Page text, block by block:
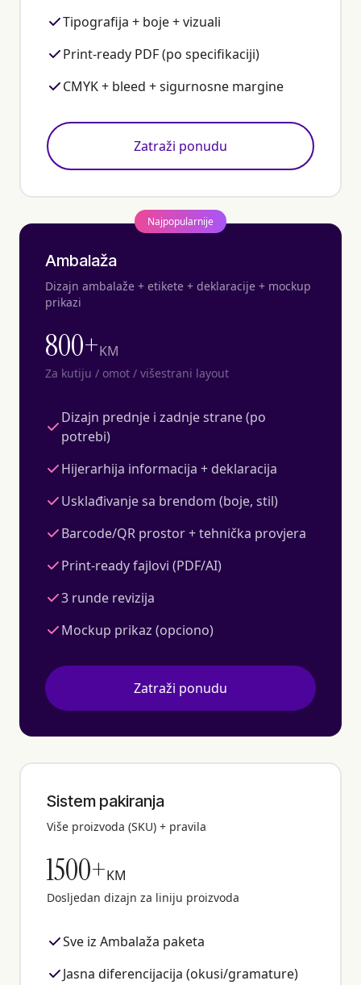
Tipografija + boje + vizuali
Print-ready PDF (po specifikaciji)
CMYK + bleed + sigurnosne margine
Zatraži ponudu
Najpopularnije
Ambalaža
Dizajn ambalaže + etikete + deklaracije + mockup
prikazi
800+KM
Za kutiju / omot / višestrani layout
Dizajn prednje i zadnje strane (po
potrebi)
Hijerarhija informacija + deklaracija
Usklađivanje sa brendom (boje, stil)
Barcode/QR prostor + tehnička provjera
Print-ready fajlovi (PDF/AI)
3 runde revizija
Mockup prikaz (opciono)
Zatraži ponudu
Sistem pakiranja
Više proizvoda (SKU) + pravila
1500+KM
Dosljedan dizajn za liniju proizvoda
Sve iz Ambalaža paketa
Jasna diferencijacija (okusi/gramature)